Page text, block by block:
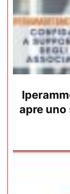
apre